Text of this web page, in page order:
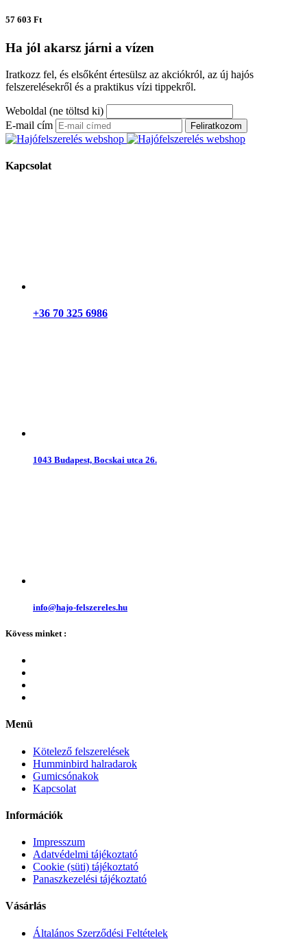
57 603 Ft
Ha jól akarsz járni a vízen
Iratkozz fel, és elsőként értesülsz az akciókról, az új hajós
felszerelésekről és a praktikus vízi tippekről.
Weboldal (ne töltsd ki)
E-mail cím
Feliratkozom
Kapcsolat
+36 70 325 6986
1043 Budapest, Bocskai utca 26.
info@hajo-felszereles.hu
Kövess minket :
Menü
Kötelező felszerelések
Humminbird halradarok
Gumicsónakok
Kapcsolat
Információk
Impresszum
Adatvédelmi tájékoztató
Cookie (süti) tájékoztató
Panaszkezelési tájékoztató
Vásárlás
Általános Szerződési Feltételek